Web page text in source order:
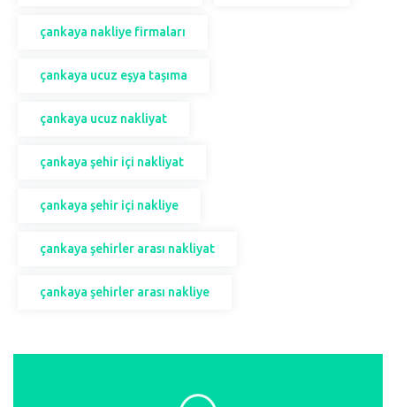
çankaya nakliye firmaları
çankaya ucuz eşya taşıma
çankaya ucuz nakliyat
çankaya şehir içi nakliyat
çankaya şehir içi nakliye
çankaya şehirler arası nakliyat
çankaya şehirler arası nakliye